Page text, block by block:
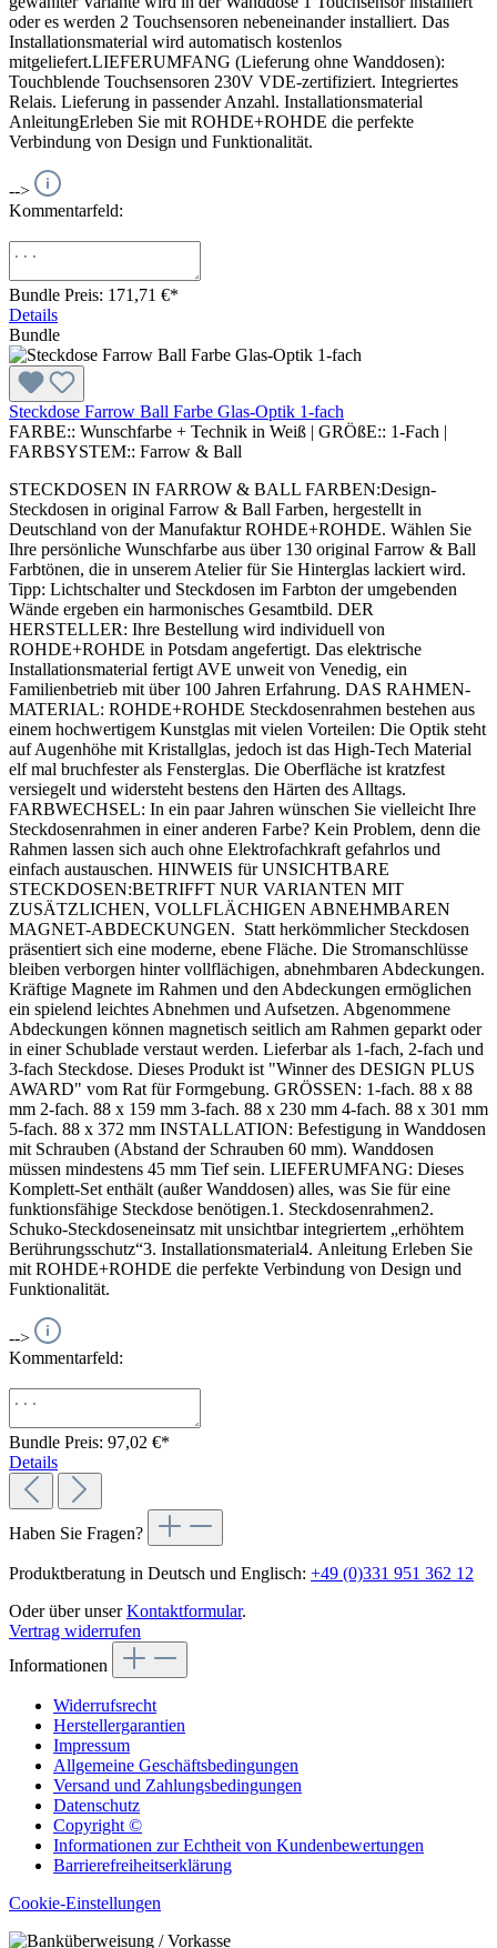
oder es werden 2 Touchsensoren nebeneinander installiert. Das
Installationsmaterial wird automatisch kostenlos
mitgeliefert.LIEFERUMFANG (Lieferung ohne Wanddosen):
Touchblende Touchsensoren 230V VDE-zertifiziert. Integriertes
Relais. Lieferung in passender Anzahl. Installationsmaterial
AnleitungErleben Sie mit ROHDE+ROHDE die perfekte
Verbindung von Design und Funktionalität.
-->
Kommentarfeld:
Bundle Preis: 171,71 €*
Details
Bundle
Steckdose Farrow Ball Farbe Glas-Optik 1-fach
FARBE:: Wunschfarbe + Technik in Weiß | GRÖßE:: 1-Fach |
FARBSYSTEM:: Farrow & Ball
STECKDOSEN IN FARROW & BALL FARBEN:Design-
Steckdosen in original Farrow & Ball Farben, hergestellt in
Deutschland von der Manufaktur ROHDE+ROHDE. Wählen Sie
Ihre persönliche Wunschfarbe aus über 130 original Farrow & Ball
Farbtönen, die in unserem Atelier für Sie Hinterglas lackiert wird.
Tipp: Lichtschalter und Steckdosen im Farbton der umgebenden
Wände ergeben ein harmonisches Gesamtbild. DER
HERSTELLER: Ihre Bestellung wird individuell von
ROHDE+ROHDE in Potsdam angefertigt. Das elektrische
Installationsmaterial fertigt AVE unweit von Venedig, ein
Familienbetrieb mit über 100 Jahren Erfahrung. DAS RAHMEN-
MATERIAL: ROHDE+ROHDE Steckdosenrahmen bestehen aus
einem hochwertigem Kunstglas mit vielen Vorteilen: Die Optik steht
auf Augenhöhe mit Kristallglas, jedoch ist das High-Tech Material
elf mal bruchfester als Fensterglas. Die Oberfläche ist kratzfest
versiegelt und widersteht bestens den Härten des Alltags.
FARBWECHSEL: In ein paar Jahren wünschen Sie vielleicht Ihre
Steckdosenrahmen in einer anderen Farbe? Kein Problem, denn die
Rahmen lassen sich auch ohne Elektrofachkraft gefahrlos und
einfach austauschen. HINWEIS für UNSICHTBARE
STECKDOSEN:BETRIFFT NUR VARIANTEN MIT
ZUSÄTZLICHEN, VOLLFLÄCHIGEN ABNEHMBAREN
MAGNET-ABDECKUNGEN. Statt herkömmlicher Steckdosen
präsentiert sich eine moderne, ebene Fläche. Die Stromanschlüsse
bleiben verborgen hinter vollflächigen, abnehmbaren Abdeckungen.
Kräftige Magnete im Rahmen und den Abdeckungen ermöglichen
ein spielend leichtes Abnehmen und Aufsetzen. Abgenommene
Abdeckungen können magnetisch seitlich am Rahmen geparkt oder
in einer Schublade verstaut werden. Lieferbar als 1-fach, 2-fach und
3-fach Steckdose. Dieses Produkt ist "Winner des DESIGN PLUS
AWARD" vom Rat für Formgebung. GRÖSSEN: 1-fach. 88 x 88
mm 2-fach. 88 x 159 mm 3-fach. 88 x 230 mm 4-fach. 88 x 301 mm
5-fach. 88 x 372 mm INSTALLATION: Befestigung in Wanddosen
mit Schrauben (Abstand der Schrauben 60 mm). Wanddosen
müssen mindestens 45 mm Tief sein. LIEFERUMFANG: Dieses
Komplett-Set enthält (außer Wanddosen) alles, was Sie für eine
funktionsfähige Steckdose benötigen.1. Steckdosenrahmen2.
Schuko-Steckdoseneinsatz mit unsichtbar integriertem „erhöhtem
Berührungsschutz“3. Installationsmaterial4. Anleitung Erleben Sie
mit ROHDE+ROHDE die perfekte Verbindung von Design und
Funktionalität.
-->
Kommentarfeld:
Bundle Preis: 97,02 €*
Details
Haben Sie Fragen?
Produktberatung in Deutsch und Englisch: +49 (0)331 951 362 12
Oder über unserKontaktformular.
Vertrag widerrufen
Informationen
Widerrufsrecht
Herstellergarantien
Impressum
Allgemeine Geschäftsbedingungen
Versand und Zahlungsbedingungen
Datenschutz
Copyright ©
Informationen zur Echtheit von Kundenbewertungen
Barrierefreiheitserklärung
Cookie-Einstellungen